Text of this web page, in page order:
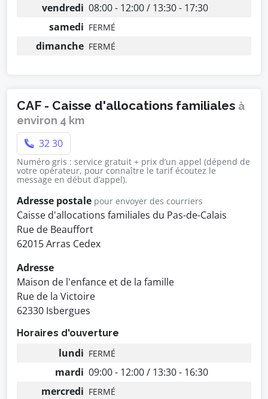
vendredi 08:00 - 12:00 / 13:30 - 17:30
samedi FERMÉ
dimanche FERMÉ
CAF - Caisse d'allocations familiales à
environ 4 km
32 30
Numéro gris : service gratuit + prix d’un appel (dépend de
votre opérateur, pour connaître le tarif écoutez le
message en début d’appel).
Adresse postale pour envoyer des courriers
Caisse d'allocations familiales du Pas-de-Calais
Rue de Beauffort
62015 Arras Cedex
Adresse
Maison de l'enfance et de la famille
Rue de la Victoire
62330 Isbergues
Horaires d'ouverture
lundi FERMÉ
mardi 09:00 - 12:00 / 13:30 - 16:30
mercredi FERMÉ